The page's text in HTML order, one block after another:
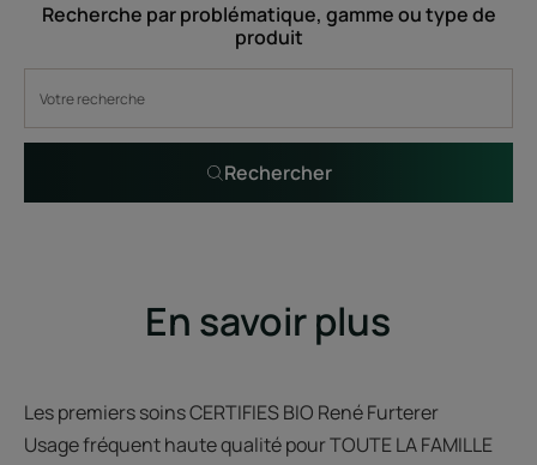
Recherche par problématique, gamme ou type de
produit
Rechercher
En savoir plus
Les premiers soins CERTIFIES BIO René Furterer
Usage fréquent haute qualité pour TOUTE LA FAMILLE